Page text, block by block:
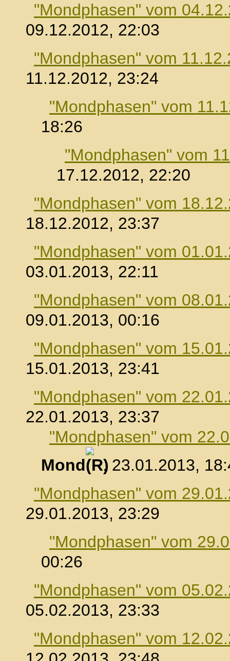
"Mondphasen" vom
09.12.2012, 22:03
"Mondphasen" vom
11.12.2012, 23:24
"Mondphasen" vom
18:26
"Mondphasen" vom
17.12.2012, 22:20
"Mondphasen" vom
18.12.2012, 23:37
"Mondphasen" vom
03.01.2013, 22:11
"Mondphasen" vom
09.01.2013, 00:16
"Mondphasen" vom
15.01.2013, 23:41
"Mondphasen" vom
22.01.2013, 23:37
"Mondphasen" vom
Mond
, 23.01.2013,
"Mondphasen" vom
29.01.2013, 23:29
"Mondphasen" vom
00:26
"Mondphasen" vom
05.02.2013, 23:33
"Mondphasen" vom